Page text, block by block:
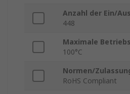
Anzahl der Ein/
448
Maximale
100°C
Normen/
RoHS Compliant